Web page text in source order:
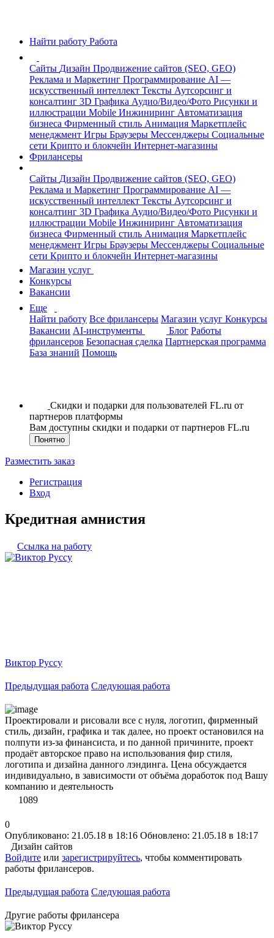
Найти работу Работа
Сайты Дизайн Продвижение сайтов (SEO, GEO)
Реклама и Маркетинг Программирование AI —
искусственный интеллект Тексты Аутсорсинг и
консалтинг 3D Графика Аудио/Видео/Фото Рисунки и
иллюстрации Mobile Инжиниринг Автоматизация
бизнеса Фирменный стиль Анимация Маркетплейс
менеджмент Игры Браузеры Мессенджеры Социальные
сети Крипто и блокчейн Интернет-магазины
Фрилансеры
Сайты Дизайн Продвижение сайтов (SEO, GEO)
Реклама и Маркетинг Программирование AI —
искусственный интеллект Тексты Аутсорсинг и
консалтинг 3D Графика Аудио/Видео/Фото Рисунки и
иллюстрации Mobile Инжиниринг Автоматизация
бизнеса Фирменный стиль Анимация Маркетплейс
менеджмент Игры Браузеры Мессенджеры Социальные
сети Крипто и блокчейн Интернет-магазины
Магазин услуг
Конкурсы
Вакансии
Еще
Найти работу Все фрилансеры Магазин услуг Конкурсы
Вакансии AI-инструменты Блог Работы
фрилансеров Безопасная сделка Партнерская программа
База знаний Помощь
Скидки и подарки для пользователей FL.ru от
партнеров платформы
Вам доступны скидки и подарки от партнеров FL.ru
Понятно
Разместить заказ
Регистрация
Вход
Кредитная амнистия
Ссылка на работу
Виктор Руссу
Предыдущая работа Следующая работа
Проектировали и рисовали все с нуля, логотип, фирменный
стиль, дизайн, графика и так далее, но проект остановился на
полпути из-за финансиста, и по данной причините, проект
продаёт авторское право на использования фир стиля,
логотипа и дизайна данного лэндинга. Цена обсуждается
индивидуально, в зависимости от объёма доработок под Вашу
компанию и деятельность
1089
0
Опубликовано: 21.05.18 в 18:16 Обновлено: 21.05.18 в 18:17
Дизайн сайтов
Войдите или зарегистрируйтесь, чтобы комментировать
работы фрилансеров.
Предыдущая работа Следующая работа
Другие работы фрилансера